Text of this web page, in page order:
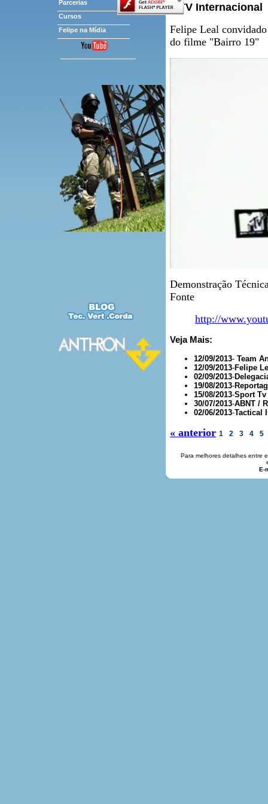
Parcerias
Cursos
Felipe na Mídia
MTV Internacional
Felipe Leal
do filme "Bairro 19"
Demonstração
Fonte
http://
Veja Mais:
12/09/2013- Team
12/09/2013-Felipe
02/09/2013-
19/08/2013-
15/08/2013-Sport
30/07/2013-ABNT /
02/06/2013-Tactical
« anterior 1 2 3 4 5
Para melhores detalhes entre
E-